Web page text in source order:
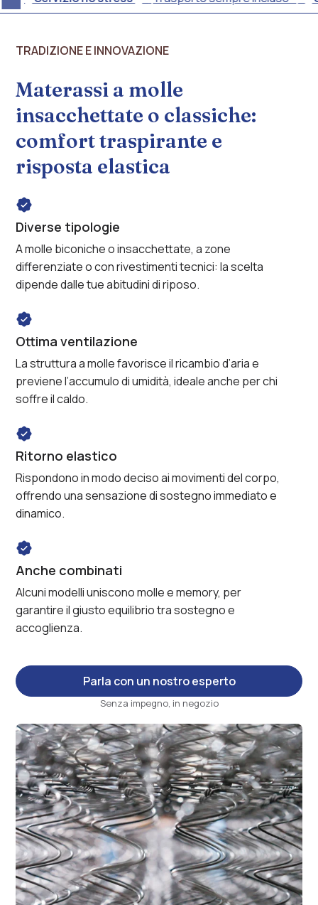
incluso*
stress
TRADIZIONE E INNOVAZIONE
Materassi a molle
insacchettate o classiche:
comfort traspirante e
risposta elastica
Diverse tipologie
A molle biconiche o insacchettate, a zone
differenziate o con rivestimenti tecnici: la scelta
dipende dalle tue abitudini di riposo.
Ottima ventilazione
La struttura a molle favorisce il ricambio d’aria e
previene l’accumulo di umidità, ideale anche per chi
soffre il caldo.
Ritorno elastico
Rispondono in modo deciso ai movimenti del corpo,
offrendo una sensazione di sostegno immediato e
dinamico.
Anche combinati
Alcuni modelli uniscono molle e memory, per
garantire il giusto equilibrio tra sostegno e
accoglienza.
Parla con un nostro esperto
Senza impegno, in negozio